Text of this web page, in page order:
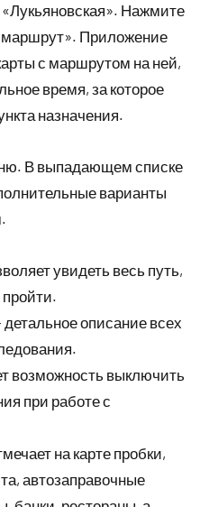
Нажмите
маршрут». Приложение
с маршрутом на ней,
время, за которое
назначения.
В выпадающем списке
варианты
увидеть весь путь,
описание всех
возможность выключить
при работе с
на карте пробки,
автозаправочные